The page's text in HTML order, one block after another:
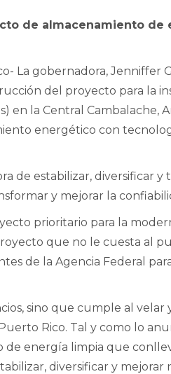
de almacenamiento de
La gobernadora, Jenniffer
del proyecto para la
en la Central Cambalache,
energético con
de estabilizar, diversificar y
y mejorar la
prioritario para la
que no le cuesta al
de la Agencia Federal
sino que cumple al velar
Rico. Tal y como lo
energía limpia que
diversificar y